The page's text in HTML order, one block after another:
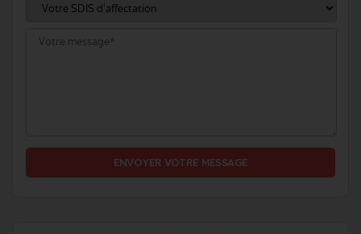
ENVOYER VOTRE MESSAGE